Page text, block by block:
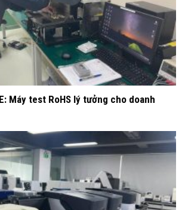
Máy test RoHS lý tưởng cho doanh